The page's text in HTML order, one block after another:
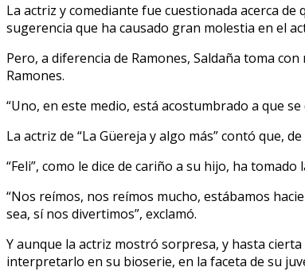
La actriz y comediante fue cuestionada acerca
sugerencia que ha causado gran molestia en el
Pero, a diferencia de Ramones, Saldaña toma
Ramones.
“Uno, en este medio, está acostumbrado a que
La actriz de “La Güereja y algo más” contó que,
“Feli”, como le dice de cariño a su hijo, ha
“Nos reímos, nos reímos mucho, estábamos
sea, sí nos divertimos”, exclamó.
Y aunque la actriz mostró sorpresa, y hasta
interpretarlo en su bioserie, en la faceta de su